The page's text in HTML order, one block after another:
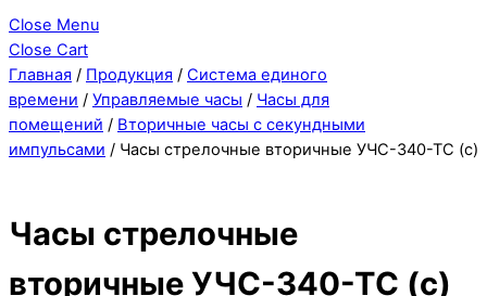
Close Menu
Close Cart
Главная / Продукция / Система единого
времени / Управляемые часы / Часы для
помещений / Вторичные часы с секундными
импульсами / Часы стрелочные вторичные УЧС-340-ТС (с)
Часы стрелочные
вторичные УЧС-340-ТС (с)